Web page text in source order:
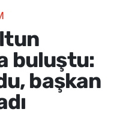
buluştu:
başkan